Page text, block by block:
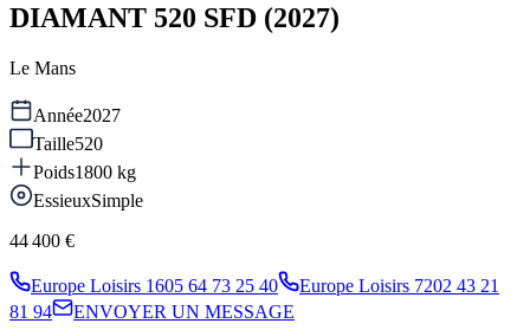
DIAMANT 520 SFD (2027)
Le Mans
Année2027
Taille520
Poids1800 kg
EssieuxSimple
44 400 €
Europe Loisirs 1605 64 73 25 40 Europe Loisirs 7202 43 21
81 94
ENVOYER UN MESSAGE